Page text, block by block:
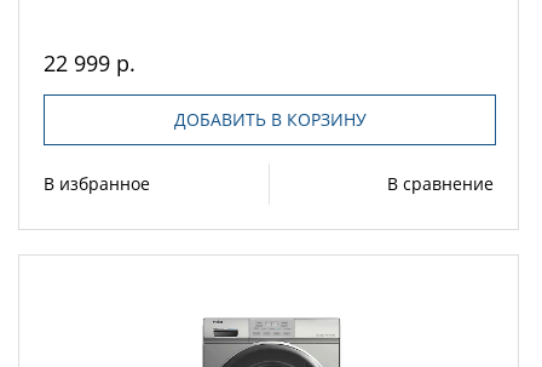
22 999 р.
ДОБАВИТЬ В КОРЗИНУ
В избранное В сравнение